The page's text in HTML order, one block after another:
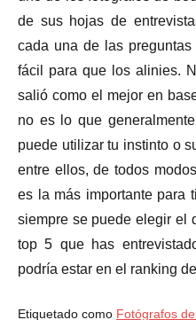
de sus hojas de
cada una de las
fácil para que los alinies.
salió como el mejor en
no es lo que
puede utilizar tu instinto o
entre ellos, de todos
es la más importante para
siempre se puede elegir el
top 5 que has
podría estar en el ranking
Etiquetado como Fotógrafos